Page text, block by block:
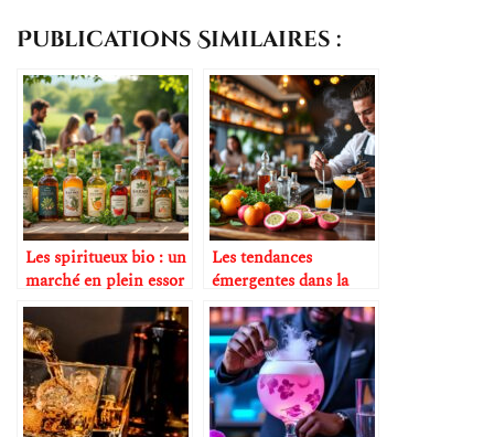
Publications Similaires :
Les spiritueux bio : un
marché en plein essor
Les tendances
émergentes dans la
mixologie mondiale